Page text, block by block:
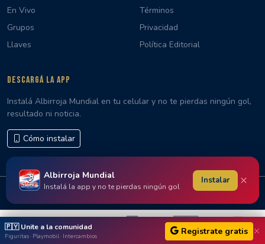
En Vivo
Grupos
Llaves
Términos
Privacidad
Política Editorial
DESCARGÁ LA APP
Instalá Albirroja Mundial en tu celular y no te pierdas ningún gol,
resultado ni noticia.
Cómo instalar
© 2026 Albirroja Mundial · Hecho con 🇵🇾 en Paraguay
Inicio En Vivo
🇵🇾
Albirroja Noticias
🇵🇾 Unite a la comunidad
Figuritas · Playmobil · Intercambios Registrate gratis
Albirroja Mundial
Instalá la app y no te pierdas ningún gol
Instalar ×